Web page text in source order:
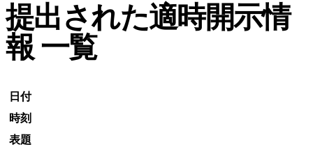
提出された適時開示情
報 一覧
日付
時刻
表題